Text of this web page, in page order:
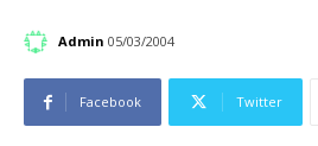
Admin 05/03/2004
Facebook Twitter